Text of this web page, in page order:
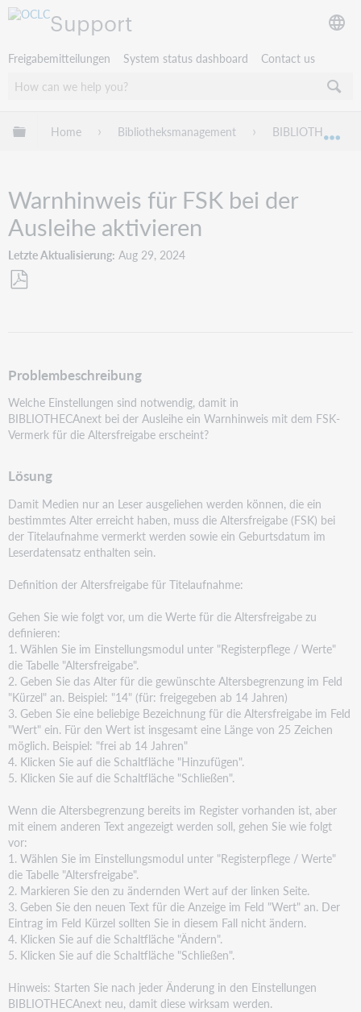
Support
Freigabemitteilungen System status dashboard Contact us
Globale Hierarchie expandieren/verbergen
Home Bibliotheksmanagement BIBLIOTHECA
Warnhinweis für FSK bei der
Ausleihe aktivieren
Letzte Aktualisierung Aug 29, 2024
Problembeschreibung
Welche Einstellungen sind notwendig, damit in
BIBLIOTHECAnext bei der Ausleihe ein Warnhinweis mitdem FSK-
Vermerk für die Altersfreigabe erscheint?
Lösung
Damit Medien nur an Leser ausgeliehen werden können, die ein
bestimmtes Alter erreicht haben, mussdie Altersfreigabe (FSK) bei
der Titelaufnahme vermerkt werden sowie ein Geburtsdatum im
Leserdatensatz enthalten sein.
Definition der Altersfreigabe für Titelaufnahme:
Gehen Sie wie folgt vor, um die Werte für die Altersfreigabe zu
definieren:
1. Wählen Sie im Einstellungsmodul unter "Registerpflege / Werte"
die Tabelle "Altersfreigabe".
2. Geben Sie das Alter für die gewünschte Altersbegrenzung im Feld
"Kürzel" an. Beispiel: "14" (für:freigegeben ab 14 Jahren)
3. Geben Sie eine beliebige Bezeichnung für die Altersfreigabe im Feld
"Wert" ein. Für den Wert ist insgesamt eine Länge von 25 Zeichen
möglich. Beispiel: "frei ab 14 Jahren"
4. Klicken Sie auf die Schaltfläche "Hinzufügen".
5. Klicken Sie auf die Schaltfläche "Schließen".
Wenn die Altersbegrenzung bereits im Register vorhanden ist, aber
mit einem anderen Text angezeigtwerden soll, gehen Sie wie folgt
vor:
1. Wählen Sie im Einstellungsmodul unter "Registerpflege / Werte"
die Tabelle "Altersfreigabe".
2. Markieren Sie den zu ändernden Wert auf der linken Seite.
3. Geben Sie den neuen Text für die Anzeige im Feld "Wert" an. Der
Eintrag im Feld Kürzel sollten Sie indiesem Fall nicht ändern.
4. Klicken Sie auf die Schaltfläche "Ändern".
5. Klicken Sie auf die Schaltfläche "Schließen".
Hinweis: Starten Sie nach jeder Änderung in den Einstellungen
BIBLIOTHECAnext neu, damit diese wirksamwerden.